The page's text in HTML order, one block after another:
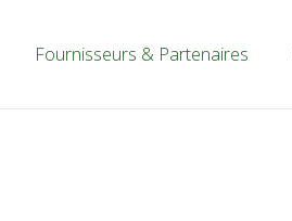
Fournisseurs & Partenaires